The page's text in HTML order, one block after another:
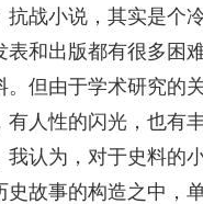
抗战小说，其实是个
表和出版都有很多困
。但由于学术研究的
有人性的闪光，也有
我认为，对于史料的
史故事的构造之中，